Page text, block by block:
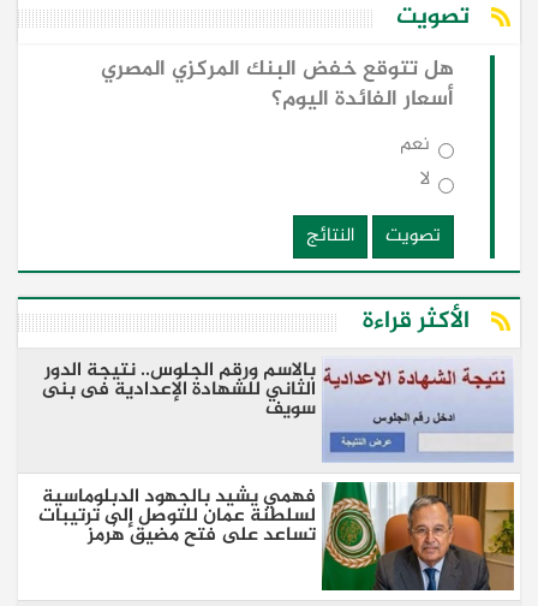
تصويت
هل تتوقع خفض البنك المركزي المصري
أسعار الفائدة اليوم؟
نعم
لا
تصويت
النتائج
الأكثر قراءة
بالاسم ورقم الجلوس.. نتيجة الدور
الثاني للشهادة الإعدادية فى بنى
سويف
فهمي يشيد بالجهود الدبلوماسية
لسلطنة عمان للتوصل إلى ترتيبات
تساعد على فتح مضيق هُرمز